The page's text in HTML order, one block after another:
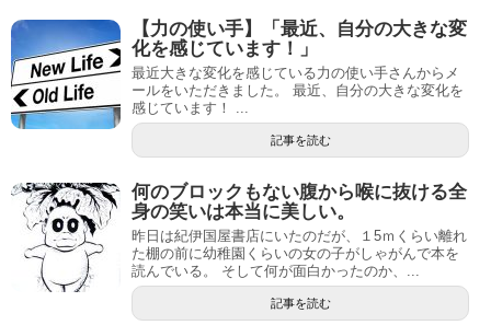
【力の使い手】「最近、自分の大きな変
化を感じています！」
最近大きな変化を感じている力の使い手さんからメ
ールをいただきました。 最近、自分の大きな変化を
感じています！ ...
記事を読む
何のブロックもない腹から喉に抜ける全
身の笑いは本当に美しい。
昨日は紀伊国屋書店にいたのだが、１5ｍくらい離れ
た棚の前に幼稚園くらいの女の子がしゃがんで本を
読んでいる。 そして何が面白かったのか、...
記事を読む